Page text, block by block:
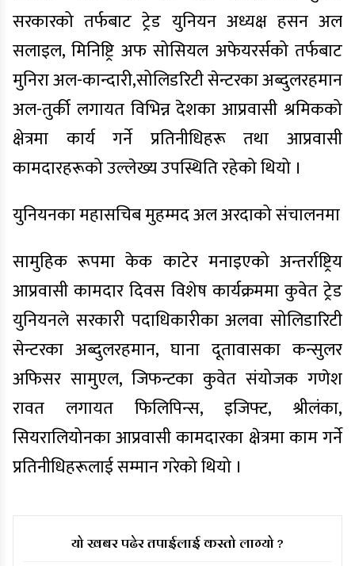
सरकारको तर्फबाट ट्रेड युनियन अध्यक्ष हसन अल
सलाइल, मिनिष्ट्रि अफ सोसियल अफेयरर्सको तर्फबाट
मुनिरा अल-कान्दारी,सोलिडरिटी सेन्टरका अब्दुलरहमान
अल-तुर्की लगायत विभिन्न देशका आप्रवासी श्रमिकको
क्षेत्रमा कार्य गर्ने प्रतिनीधिहरू तथा आप्रवासी
कामदारहरूको उल्लेख्य उपस्थिति रहेको थियो ।
युनियनका महासचिब मुहम्मद अल अरदाको संचालनमा
सामुहिक रूपमा केक काटेर मनाइएको अन्तर्राष्ट्रिय
आप्रवासी कामदार दिवस विशेष कार्यक्रममा कुवेत ट्रेड
युनियनले सरकारी पदाधिकारीका अलवा सोलिडारिटी
सेन्टरका अब्दुलरहमान, घाना दूतावासका कन्सुलर
अफिसर सामुएल, जिफन्टका कुवेत संयोजक गणेश
रावत लगायत फिलिपिन्स, इजिफ्ट, श्रीलंका,
सियरालियोनका आप्रवासी कामदारका क्षेत्रमा काम गर्ने
प्रतिनीधिहरूलाई सम्मान गरेको थियो ।
यो खबर पढेर तपाईलाई कस्तो लाग्यो ?